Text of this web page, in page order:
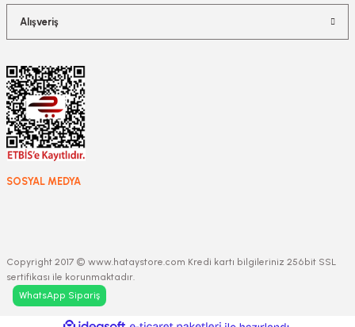
Alışveriş
SOSYAL MEDYA
Copyright 2017 © www.hataystore.com Kredi kartı bilgileriniz 256bit SSL
sertifikası ile korunmaktadır.
WhatsApp Sipariş